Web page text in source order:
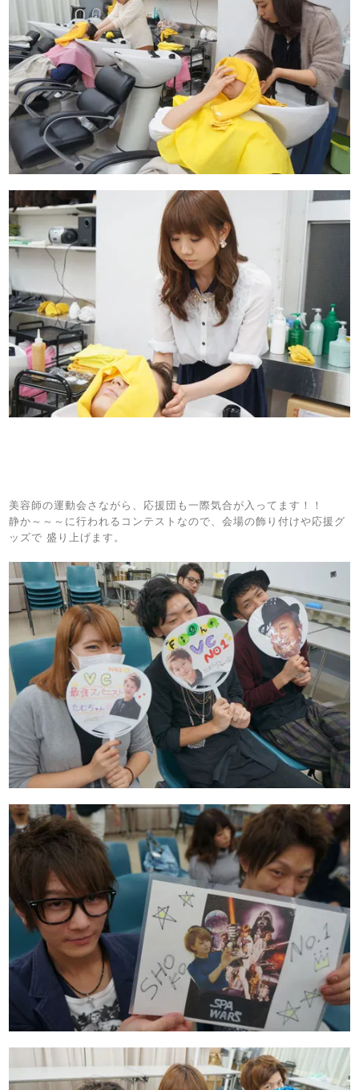
美容師の運動会さながら、応援団も一際気合が入ってます！！
静か～～～に行われるコンテストなので、会場の飾り付けや応援グ
ッズで 盛り上げます。